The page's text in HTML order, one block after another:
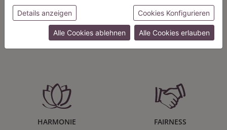
Herzenssache:
HARMONIE FAIRNESS
sie unsere Webseite weiter nutzen, geben Sie
Einwilligung zu unseren Cookies.
Details anzeigen Cookies Konfigurieren
Alle Cookies ablehnen Alle Cookies erlauben